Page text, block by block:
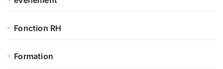
Fonction RH
Formation